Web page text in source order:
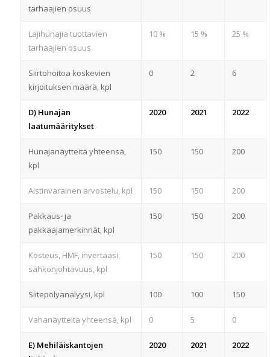
tarhaajien osuus
Lajihunajia tuottavien
tarhaajien osuus
10 % 15 % 25 %
Siirtohoitoa koskevien
kirjoituksen määrä, kpl
0 2 6
D) Hunajan
laatumääritykset
2020 2021 2022
Hunajanäytteitä yhteensä,
kpl
150 150 200
Aistinvarainen arvostelu, kpl 150 150 200
Pakkaus- ja
pakkaajamerkinnät, kpl
150 150 200
Kosteus, HMF, invertaasi,
sähkönjohtavuus, kpl
150 150 200
Siitepölyanalyysi, kpl 100 100 150
Vahanäytteitä yhteensä, kpl 0 5 0
E) Mehiläiskantojen
2020 2021 2022